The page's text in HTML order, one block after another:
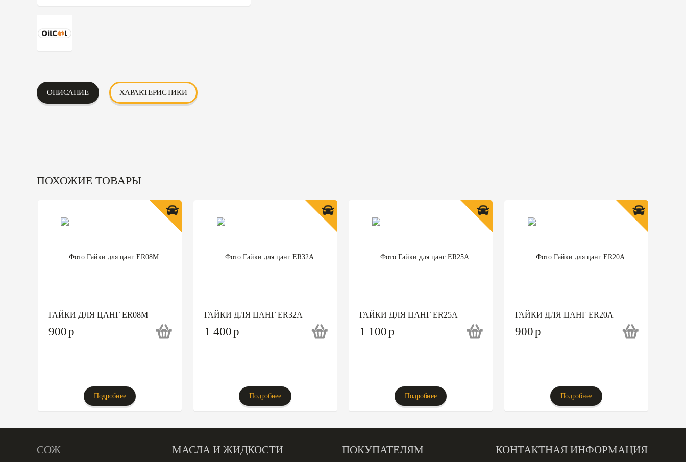
ОПИСАНИЕ ХАРАКТЕРИСТИКИ
ПОХОЖИЕ ТОВАРЫ
ГАЙКИ ДЛЯ ЦАНГ ER08M
900p
Подробнее
ГАЙКИ ДЛЯ ЦАНГ ER32A
1 400p
Подробнее
ГАЙКИ ДЛЯ ЦАНГ ER25A
1 100p
Подробнее
ГАЙКИ ДЛЯ ЦАНГ ER20A
900p
Подробнее
СОЖ МАСЛА И ЖИДКОСТИ ПОКУПАТЕЛЯМ КОНТАКТНАЯ ИНФОРМАЦИЯ